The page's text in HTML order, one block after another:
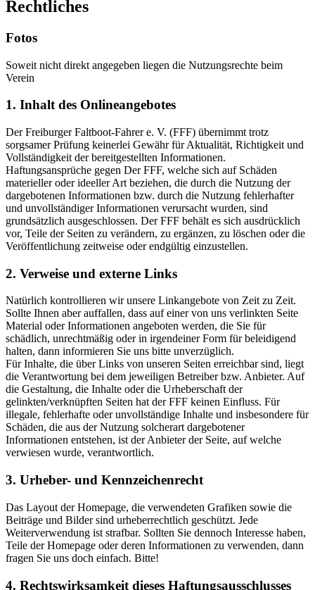
Rechtliches
Fotos
Soweit nicht direkt angegeben liegen die Nutzungsrechte beim
Verein
1. Inhalt des Onlineangebotes
Der Freiburger Faltboot-Fahrer e. V. (FFF) übernimmt trotz
sorgsamer Prüfung keinerlei Gewähr für Aktualität, Richtigkeit und
Vollständigkeit der bereitgestellten Informationen.
Haftungsansprüche gegen Der FFF, welche sich auf Schäden
materieller oder ideeller Art beziehen, die durch die Nutzung der
dargebotenen Informationen bzw. durch die Nutzung fehlerhafter
und unvollständiger Informationen verursacht wurden, sind
grundsätzlich ausgeschlossen. Der FFF behält es sich ausdrücklich
vor, Teile der Seiten zu verändern, zu ergänzen, zu löschen oder die
Veröffentlichung zeitweise oder endgültig einzustellen.
2. Verweise und externe Links
Natürlich kontrollieren wir unsere Linkangebote von Zeit zu Zeit.
Sollte Ihnen aber auffallen, dass auf einer von uns verlinkten Seite
Material oder Informationen angeboten werden, die Sie für
schädlich, unrechtmäßig oder in irgendeiner Form für beleidigend
halten, dann informieren Sie uns bitte unverzüglich.
Für Inhalte, die über Links von unseren Seiten erreichbar sind, liegt
die Verantwortung bei dem jeweiligen Betreiber bzw. Anbieter. Auf
die Gestaltung, die Inhalte oder die Urheberschaft der
gelinkten/verknüpften Seiten hat der FFF keinen Einfluss. Für
illegale, fehlerhafte oder unvollständige Inhalte und insbesondere für
Schäden, die aus der Nutzung solcherart dargebotener
Informationen entstehen, ist der Anbieter der Seite, auf welche
verwiesen wurde, verantwortlich.
3. Urheber- und Kennzeichenrecht
Das Layout der Homepage, die verwendeten Grafiken sowie die
Beiträge und Bilder sind urheberrechtlich geschützt. Jede
Weiterverwendung ist strafbar. Sollten Sie dennoch Interesse haben,
Teile der Homepage oder deren Informationen zu verwenden, dann
fragen Sie uns doch einfach. Bitte!
4. Rechtswirksamkeit dieses Haftungsausschlusses